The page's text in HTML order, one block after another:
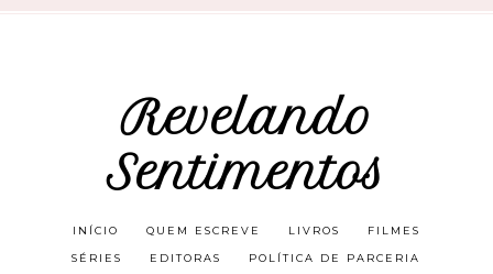
Revelando
Sentimentos
INÍCIO QUEM ESCREVE LIVROS FILMES
SÉRIES EDITORAS POLÍTICA DE PARCERIA